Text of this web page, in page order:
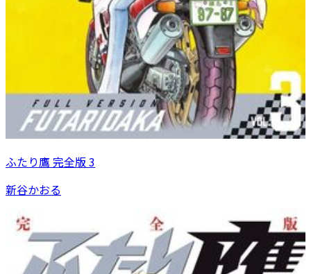
ふたり鷹 完全版 3
新谷かおる